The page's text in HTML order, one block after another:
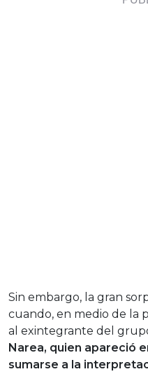
Sin embargo, la gran
cuando, en medio de la
al exintegrante del
Narea, quien apareció
sumarse a la